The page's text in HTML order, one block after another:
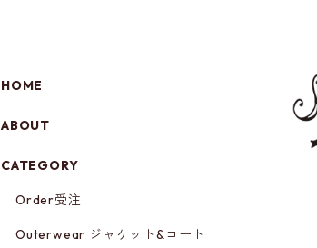
HOME
ABOUT
CATEGORY
Order受注
Outerwear ジャケット&コート